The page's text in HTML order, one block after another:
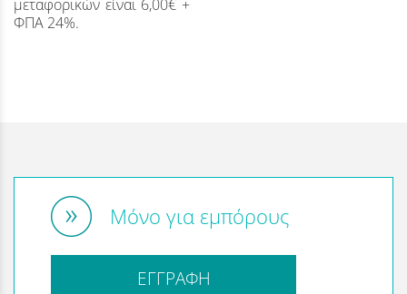
μεταφορικών είναι 6,00€ +
ΦΠΑ 24%.
Μόνο για εμπόρους
ΕΓΓΡΑΦΗ